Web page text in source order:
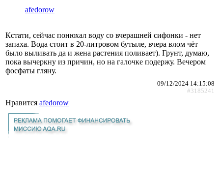
afedorow
Кстати, сейчас понюхал воду со вчерашней сифонки - нет
запаха. Вода стоит в 20-литровом бутыле, вчера влом чёт
было выливать да и жена растения поливает). Грунт, думаю,
пока вычеркну из причин, но на галочке подержу. Вечером
фосфаты гляну.
09/12/2024 14:15:08
#3185241
Нравится afedorow